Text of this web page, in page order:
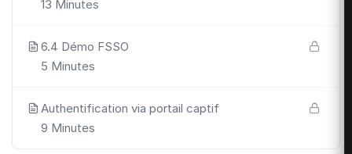
13 Minutes
6.4 Démo FSSO
5 Minutes
Authentification via portail captif
9 Minutes